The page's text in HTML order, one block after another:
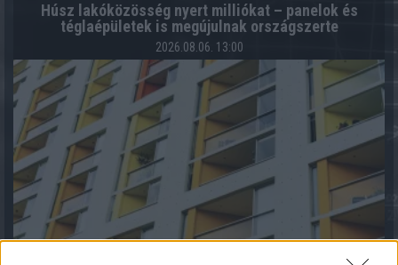
Húsz lakóközösség nyert milliókat – panelok és
téglaépületek is megújulnak országszerte
2026.08.06. 13:00